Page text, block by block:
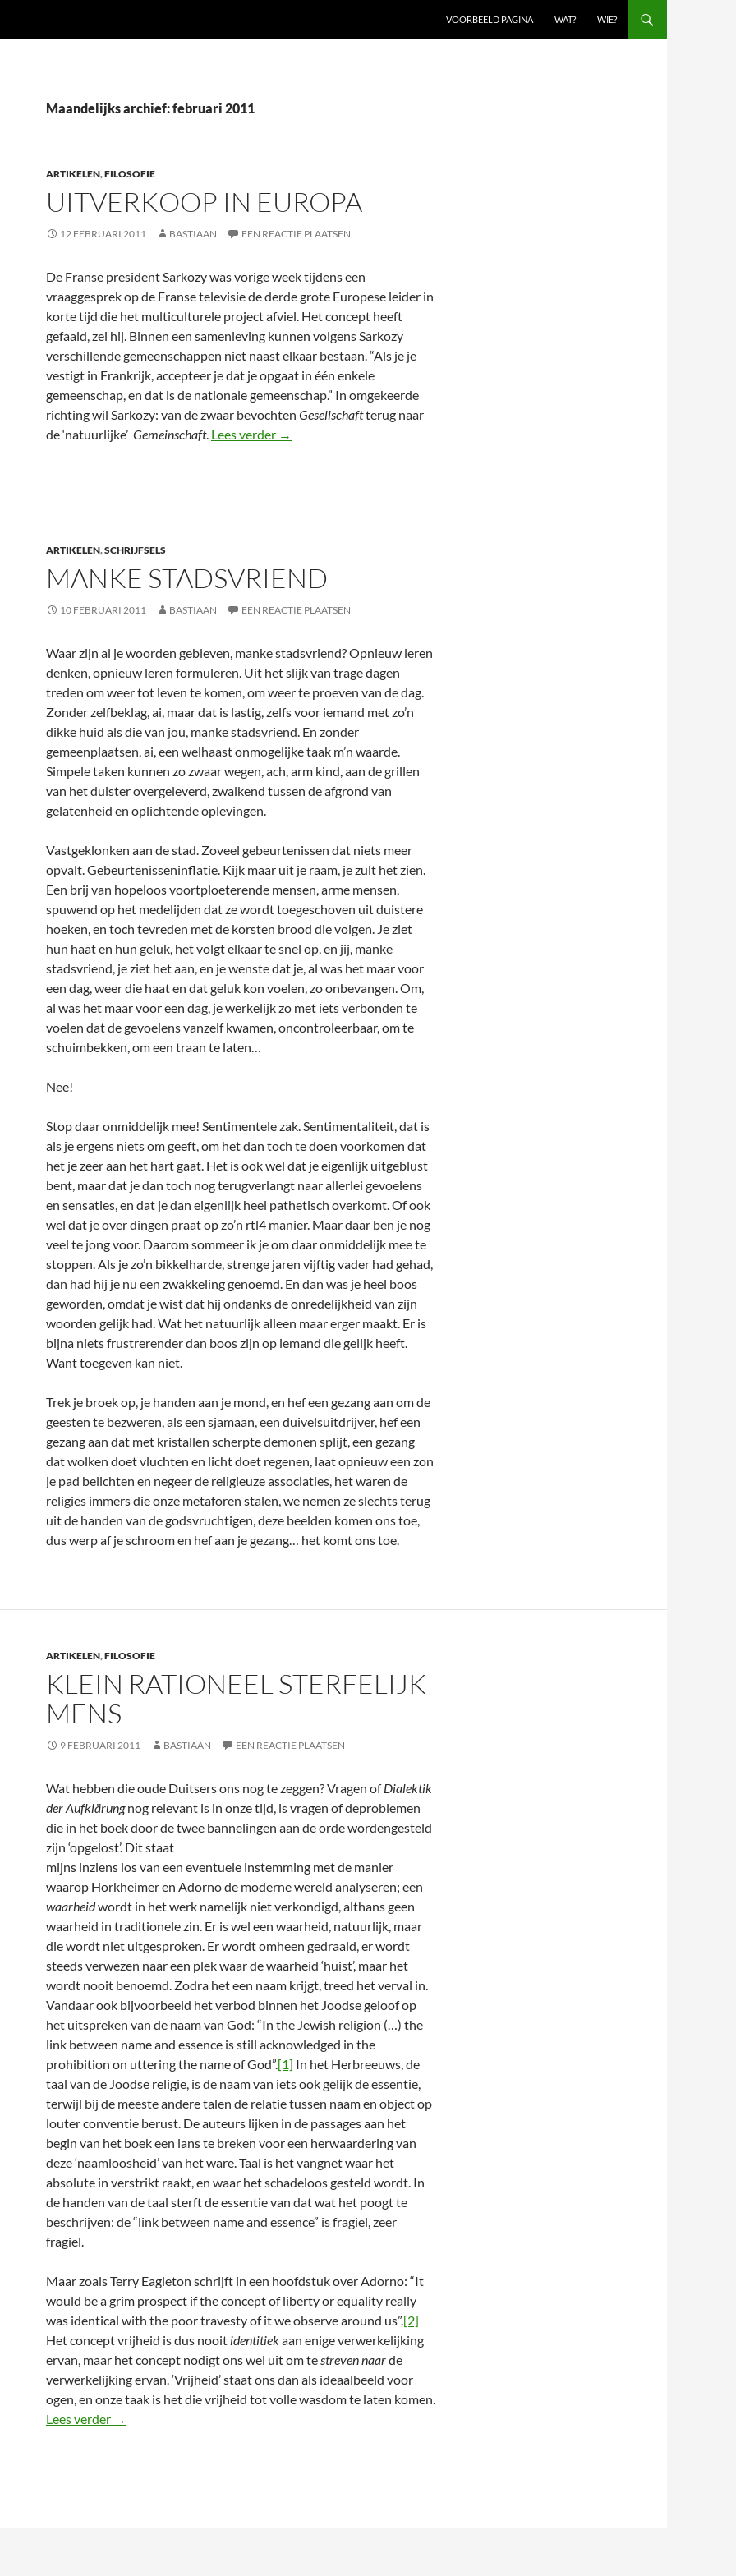
VOORBEELD PAGINA WAT? WIE?
Maandelijks archief: februari 2011
ARTIKELEN,FILOSOFIE
UITVERKOOP IN EUROPA
12 FEBRUARI 2011 BASTIAAN EEN REACTIE PLAATSEN
De Franse president Sarkozy was vorige week tijdens een
vraaggesprek op de Franse televisie de derde grote Europese leider in
korte tijd die het multiculturele project afviel. Het concept heeft
gefaald, zei hij. Binnen een samenleving kunnen volgens Sarkozy
verschillende gemeenschappen niet naast elkaar bestaan. “Als je je
vestigt in Frankrijk, accepteer je dat je opgaat in één enkele
gemeenschap, en dat is de nationale gemeenschap.” In omgekeerde
richting wil Sarkozy: van de zwaar bevochten Gesellschaftterug naar
de ‘natuurlijke’ Gemeinschaft. Lees verder Uitverkoop in Europa
→
ARTIKELEN,SCHRIJFSELS
MANKE STADSVRIEND
10 FEBRUARI 2011 BASTIAAN EEN REACTIE PLAATSEN
Waar zijn al je woorden gebleven, manke stadsvriend? Opnieuw leren
denken, opnieuw leren formuleren. Uit het slijk van trage dagen
treden om weer tot leven te komen, om weer te proeven van de dag.
Zonder zelfbeklag, ai, maar dat is lastig, zelfs voor iemand met zo’n
dikke huid als die van jou, manke stadsvriend. En zonder
gemeenplaatsen, ai, een welhaast onmogelijke taak m’n waarde.
Simpele taken kunnen zo zwaar wegen, ach, arm kind, aan de grillen
van het duister overgeleverd, zwalkend tussen de afgrond van
gelatenheid en oplichtende oplevingen.
Vastgeklonken aan de stad. Zoveel gebeurtenissen dat niets meer
opvalt. Gebeurtenisseninflatie. Kijk maar uit je raam, je zult het zien.
Een brij van hopeloos voortploeterende mensen, arme mensen,
spuwend op het medelijden dat ze wordt toegeschoven uit duistere
hoeken, en toch tevreden met de korsten brood die volgen. Je ziet
hun haat en hun geluk, het volgt elkaar te snel op, en jij, manke
stadsvriend, je ziet het aan, en je wenste dat je, al was het maar voor
een dag, weer die haat en dat geluk kon voelen, zo onbevangen. Om,
al was het maar voor een dag, je werkelijk zo met iets verbonden te
voelen dat de gevoelens vanzelf kwamen, oncontroleerbaar, om te
schuimbekken, om een traan te laten…
Nee!
Stop daar onmiddelijk mee! Sentimentele zak. Sentimentaliteit, dat is
als je ergens niets om geeft, om het dan toch te doen voorkomen dat
het je zeer aan het hart gaat. Het is ook wel dat je eigenlijk uitgeblust
bent, maar dat je dan toch nog terugverlangt naar allerlei gevoelens
en sensaties, en dat je dan eigenlijk heel pathetisch overkomt. Of ook
wel dat je over dingen praat op zo’n rtl4 manier. Maar daar ben je nog
veel te jong voor. Daarom sommeer ik je om daar onmiddelijk mee te
stoppen. Als je zo’n bikkelharde, strenge jaren vijftig vader had gehad,
dan had hij je nu een zwakkeling genoemd. En dan was je heel boos
geworden, omdat je wist dat hij ondanks de onredelijkheid van zijn
woorden gelijk had. Wat het natuurlijk alleen maar erger maakt. Er is
bijna niets frustrerender dan boos zijn op iemand die gelijk heeft.
Want toegeven kan niet.
Trek je broek op, je handen aan je mond, en hef een gezang aan om de
geesten te bezweren, als een sjamaan, een duivelsuitdrijver, hef een
gezang aan dat met kristallen scherpte demonen splijt, een gezang
dat wolken doet vluchten en licht doet regenen, laat opnieuw een zon
je pad belichten en negeer de religieuze associaties, het waren de
religies immers die onze metaforen stalen, we nemen ze slechts terug
uit de handen van de godsvruchtigen, deze beelden komen ons toe,
dus werp af je schroom en hef aan je gezang… het komt ons toe.
ARTIKELEN,FILOSOFIE
KLEIN RATIONEEL STERFELIJK
MENS
9 FEBRUARI 2011 BASTIAAN EEN REACTIE PLAATSEN
Wat hebben die oude Duitsers ons nog te zeggen? Vragen ofDialektik
der Aufklärungnog relevant is in onze tijd, is vragen of deproblemen
die in het boek door de twee bannelingen aan de orde wordengesteld
zijn ‘opgelost’. Dit staat
mijns inziens los van een eventuele instemming met de manier
waarop Horkheimer en Adorno de moderne wereld analyseren; een
waarheidwordt in het werk namelijk niet verkondigd, althans geen
waarheid in traditionele zin. Er is wel een waarheid, natuurlijk, maar
die wordt niet uitgesproken. Er wordt omheen gedraaid, er wordt
steeds verwezen naar een plek waar de waarheid ‘huist’, maar het
wordt nooit benoemd. Zodra het een naam krijgt, treed het verval in.
Vandaar ook bijvoorbeeld het verbod binnen het Joodse geloof op
het uitspreken van de naam van God: “In the Jewish religion (…) the
link between name and essence is still acknowledged in the
prohibition on uttering the name of God”.[1] In het Herbreeuws, de
taal van de Joodse religie, is de naam van iets ook gelijk de essentie,
terwijl bij de meeste andere talen de relatie tussen naam en object op
louter conventie berust. De auteurs lijken in de passages aan het
begin van het boek een lans te breken voor een herwaardering van
deze ‘naamloosheid’ van het ware. Taal is het vangnet waar het
absolute in verstrikt raakt, en waar het schadeloos gesteld wordt. In
de handen van de taal sterft de essentie van dat wat het poogt te
beschrijven: de “link between name and essence” is fragiel, zeer
fragiel.
Maar zoals Terry Eagleton schrijft in een hoofdstuk over Adorno: “It
would be a grim prospect if the concept of liberty or equality really
was identical with the poor travesty of it we observe around us”.[2]
Het concept vrijheid is dus nooit identitiekaan enige verwerkelijking
ervan, maar het concept nodigt ons wel uit om testreven naarde
verwerkelijking ervan. ‘Vrijheid’ staat ons dan als ideaalbeeld voor
ogen, en onze taak is het die vrijheid tot volle wasdom te laten komen.
Lees verder Klein rationeel sterfelijk mens
→